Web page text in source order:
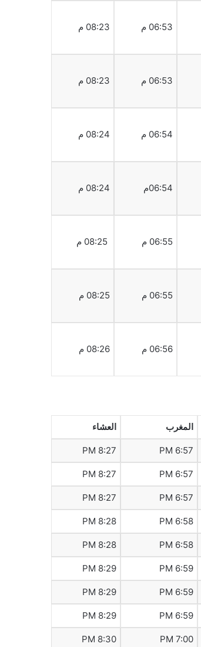
06:53 م 08:23 م
06:53 م 08:23 م
06:54 م 08:24 م
06:54م 08:24 م
06:55 م
06:55 م 08:25 م
06:56 م 08:26 م
المغرب العشاء
6:57 PM
8:27 PM
6:57 PM
8:27 PM
6:57 PM
8:27 PM
6:58 PM
8:28 PM
6:58 PM
8:28 PM
6:59 PM
8:29 PM
6:59 PM
8:29 PM
6:59 PM
8:29 PM
7:00 PM
8:30 PM